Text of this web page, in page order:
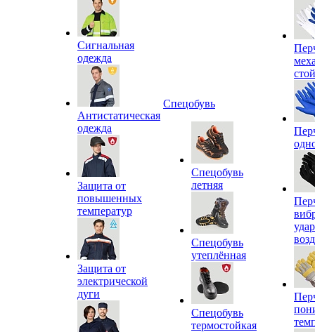
Сигнальная
одежда
Антистатическая
одежда
Защита от
повышенных
температур
Защита от
электрической
дуги
Спецобувь
Спецобувь
летняя
Спецобувь
утеплённая
Спецобувь
термостойкая